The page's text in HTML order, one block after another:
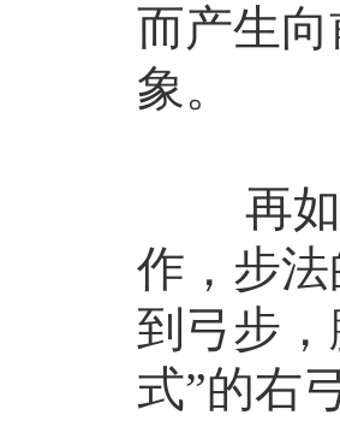
而产生
象。
再如：
作，步
到弓步
式”的右